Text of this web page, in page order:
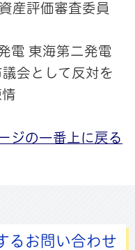
産評価審査委員
電 東海第二発電
会として反対を
ジの一番上に戻る
るお問い合わせ